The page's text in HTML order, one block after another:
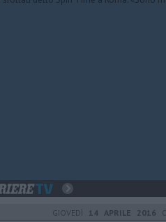
GIOVEDÌ 14 APRILE 2016